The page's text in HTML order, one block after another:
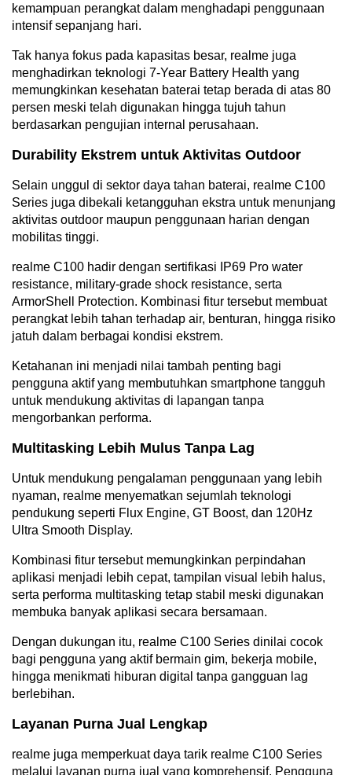
kemampuan perangkat dalam menghadapi penggunaan
intensif sepanjang hari.
Tak hanya fokus pada kapasitas besar, realme juga
menghadirkan teknologi 7-Year Battery Health yang
memungkinkan kesehatan baterai tetap berada di atas 80
persen meski telah digunakan hingga tujuh tahun
berdasarkan pengujian internal perusahaan.
Durability Ekstrem untuk Aktivitas Outdoor
Selain unggul di sektor daya tahan baterai, realme C100
Series juga dibekali ketangguhan ekstra untuk menunjang
aktivitas outdoor maupun penggunaan harian dengan
mobilitas tinggi.
realme C100 hadir dengan sertifikasi IP69 Pro water
resistance, military-grade shock resistance, serta
ArmorShell Protection. Kombinasi fitur tersebut membuat
perangkat lebih tahan terhadap air, benturan, hingga risiko
jatuh dalam berbagai kondisi ekstrem.
Ketahanan ini menjadi nilai tambah penting bagi
pengguna aktif yang membutuhkan smartphone tangguh
untuk mendukung aktivitas di lapangan tanpa
mengorbankan performa.
Multitasking Lebih Mulus Tanpa Lag
Untuk mendukung pengalaman penggunaan yang lebih
nyaman, realme menyematkan sejumlah teknologi
pendukung seperti Flux Engine, GT Boost, dan 120Hz
Ultra Smooth Display.
Kombinasi fitur tersebut memungkinkan perpindahan
aplikasi menjadi lebih cepat, tampilan visual lebih halus,
serta performa multitasking tetap stabil meski digunakan
membuka banyak aplikasi secara bersamaan.
Dengan dukungan itu, realme C100 Series dinilai cocok
bagi pengguna yang aktif bermain gim, bekerja mobile,
hingga menikmati hiburan digital tanpa gangguan lag
berlebihan.
Layanan Purna Jual Lengkap
realme juga memperkuat daya tarik realme C100 Series
melalui layanan purna jual yang komprehensif. Pengguna